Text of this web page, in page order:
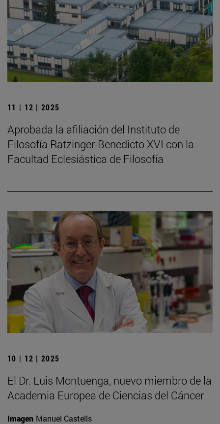
11 | 12 | 2025
Aprobada la afiliación del Instituto de
Filosofía Ratzinger-Benedicto XVI con la
Facultad Eclesiástica de Filosofía
10 | 12 | 2025
El Dr. Luis Montuenga, nuevo miembro de la
Academia Europea de Ciencias del Cáncer
Imagen Manuel Castells